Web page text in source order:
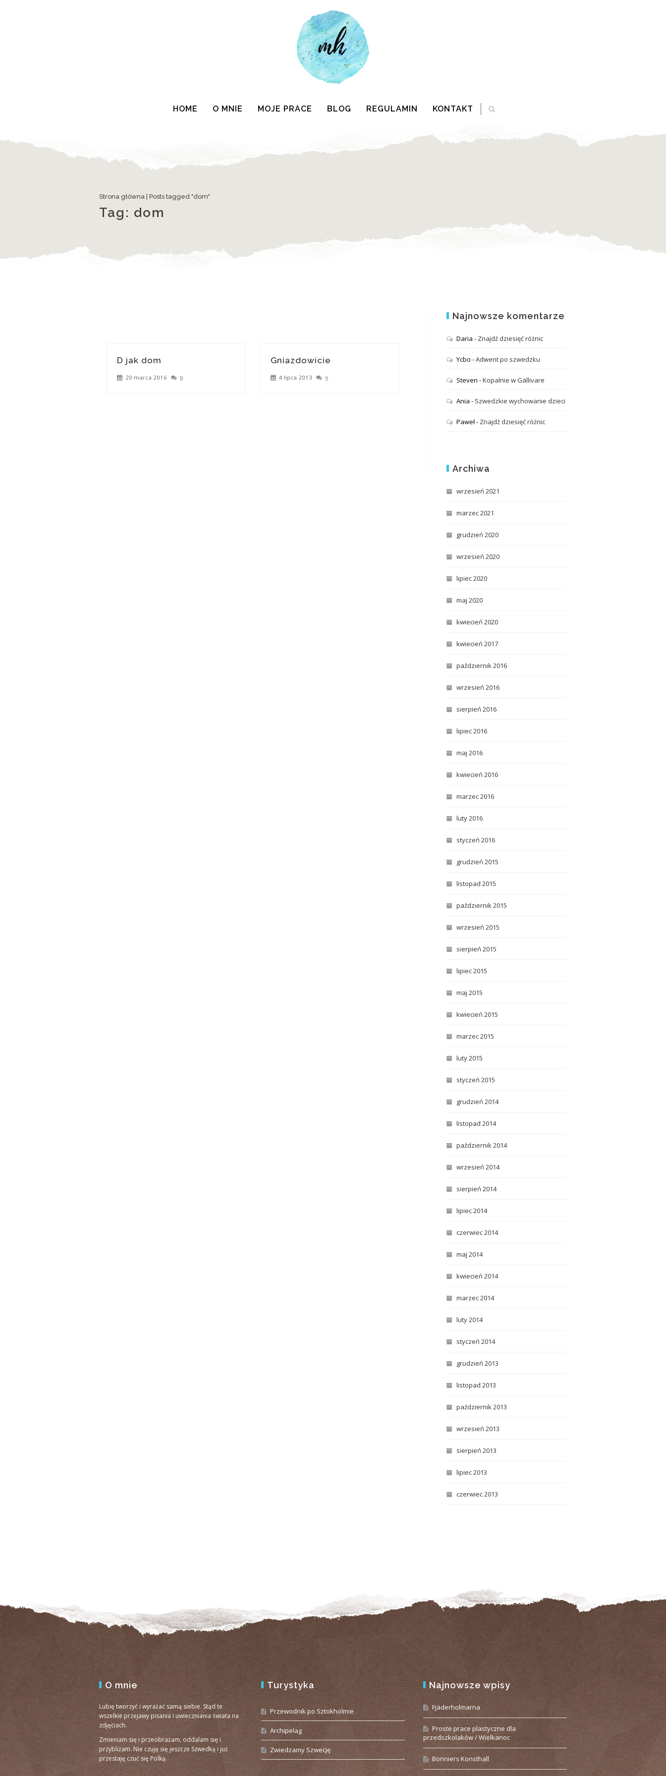
HOME O MNIE MOJE PRACE BLOG REGULAMIN KONTAKT
Strona główna Posts tagged "dom"
Tag: dom
D jak dom
20 marca 2016 9
Gniazdowicie
4 lipca 2013 5
Najnowsze komentarze
Daria - Znajdź dziesięć różnic
Ycbo -Adwent po szwedzku
Steven -Kopalnie w Gällivare
Ania - Szwedzkie wychowanie dzieci
Paweł- Znajdź dziesięć różnic
Archiwa
wrzesień 2021
marzec 2021
grudzień 2020
wrzesień 2020
lipiec 2020
maj 2020
kwiecień 2020
kwiecień 2017
październik 2016
wrzesień 2016
sierpień 2016
lipiec 2016
maj 2016
kwiecień 2016
marzec 2016
luty 2016
styczeń 2016
grudzień 2015
listopad 2015
październik 2015
wrzesień 2015
sierpień 2015
lipiec 2015
maj 2015
kwiecień 2015
marzec 2015
luty 2015
styczeń 2015
grudzień 2014
listopad 2014
październik 2014
wrzesień 2014
sierpień 2014
lipiec 2014
czerwiec 2014
maj 2014
kwiecień 2014
marzec 2014
luty 2014
styczeń 2014
grudzień 2013
listopad 2013
październik 2013
wrzesień 2013
sierpień 2013
lipiec 2013
czerwiec 2013
O mnie
Lubię tworzyć i wyrażać samą siebie. Stąd te
wszelkie przejawy pisania i uwieczniania świata na
zdjęciach.
Zmieniam się i przeobrażam, oddalam się i
przybliżam. Nie czuję się jeszcze Szwedką i już
przestaję czuć się Polką.
Turystyka
Przewodnik po Sztokholmie
Archipelag
Zwiedzamy Szwecję
Najnowsze wpisy
Fjäderholmarna
Proste prace plastyczne dla
przedszkolaków / Wielkanoc
Bonniers Konsthall